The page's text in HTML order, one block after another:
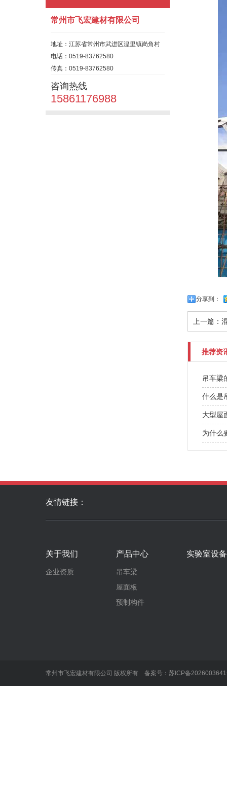
常州市飞宏建材有限公司
地址：江苏省常州市武进区湟里镇岗角村
电话：0519-83762580
传真：0519-83762580
咨询热线
15861176988
分享到：
上一篇：
推荐资
吊车梁
什么是
大型屋
为什么
友情链接：
关于我们
企业资质
产品中心
吊车梁
屋面板
预制构件
实验室设备
常州市飞宏建材有限公司 版权所有 备案号： 苏ICP备